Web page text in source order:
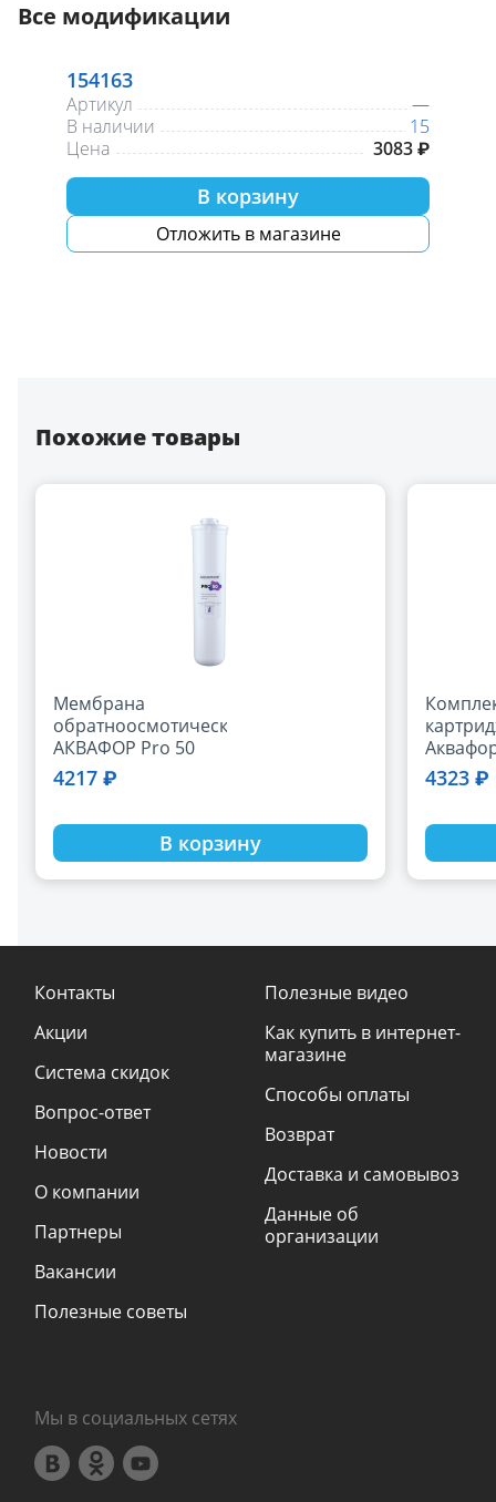
Все модификации
154163
Артикул
—
В наличии
15
Цена
3083 ₽
В корзину
Отложить в магазине
Похожие товары
Мембрана
обратноосмотическая
АКВАФОР Pro 50
4217 ₽
В корзину
102S и
4323 ₽
Контакты
Акции
Система скидок
Вопрос-ответ
Новости
О компании
Партнеры
Вакансии
Полезные советы
Полезные видео
Как купить в интернет-
магазине
Способы оплаты
Возврат
Доставка и самовывоз
Данные об
организации
Мы в социальных сетях